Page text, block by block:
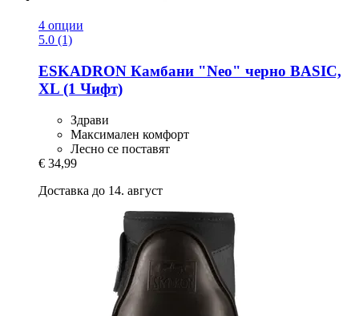
4 опции
5.0 (1)
ESKADRON Камбани "Neo" черно BASIC,
XL (1 Чифт)
Здрави
Максимален комфорт
Лесно се поставят
€ 34,99
Доставка до 14. август